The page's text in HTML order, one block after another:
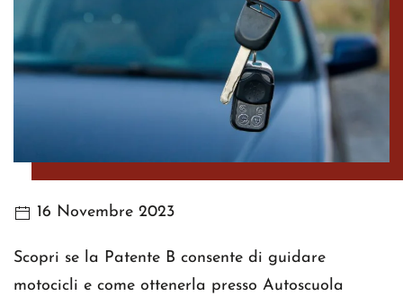
16 Novembre 2023
Scopri se la Patente B consente di guidare
motocicli e come ottenerla presso Autoscuola